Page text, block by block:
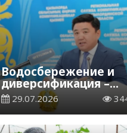
Водосбережение и
диверсификация –
приоритеты
сектора
29.07.2026